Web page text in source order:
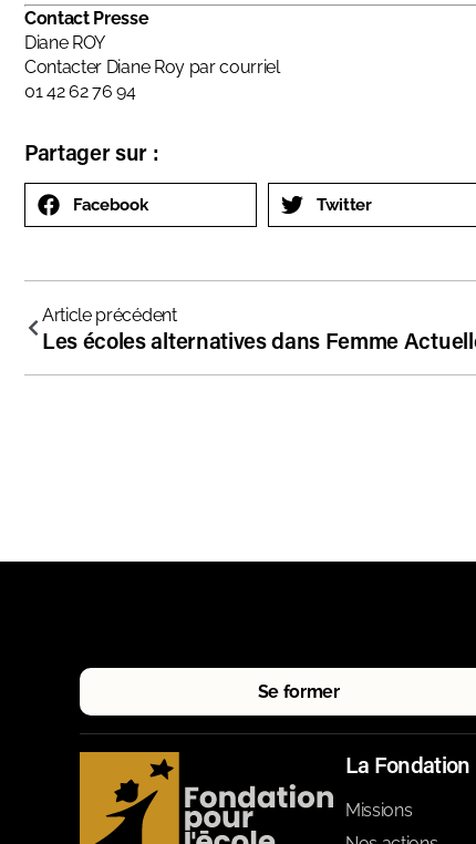
Contact Presse
Diane ROY
Contacter Diane Roy par courriel
01 42 62 76 94
Partager sur :
Facebook Twitter
Article précédent
Les écoles alternatives dans Femme
Se former
La Fondation
Missions